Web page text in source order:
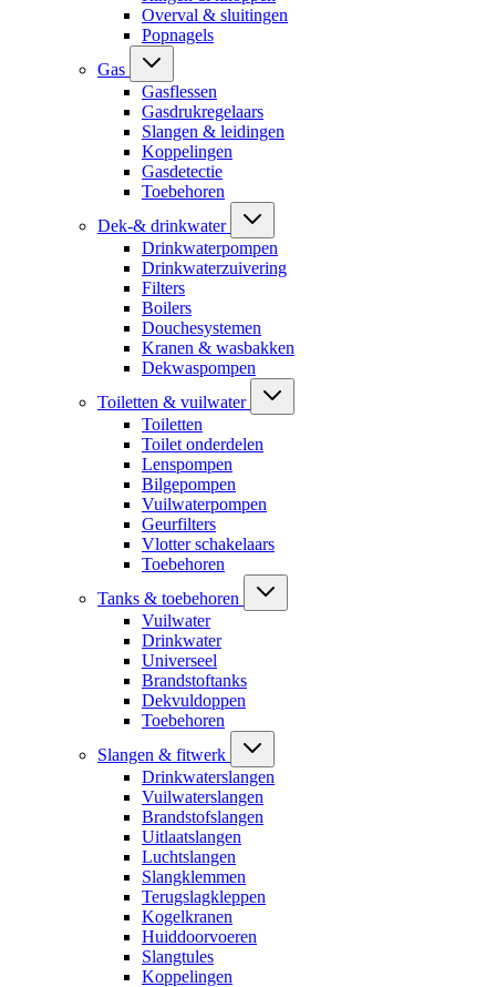
Overval & sluitingen
Popnagels
Gas
Gasflessen
Gasdrukregelaars
Slangen & leidingen
Koppelingen
Gasdetectie
Toebehoren
Dek-& drinkwater
Drinkwaterpompen
Drinkwaterzuivering
Filters
Boilers
Douchesystemen
Kranen & wasbakken
Dekwaspompen
Toiletten & vuilwater
Toiletten
Toilet onderdelen
Lenspompen
Bilgepompen
Vuilwaterpompen
Geurfilters
Vlotter schakelaars
Toebehoren
Tanks & toebehoren
Vuilwater
Drinkwater
Universeel
Brandstoftanks
Dekvuldoppen
Toebehoren
Slangen & fitwerk
Drinkwaterslangen
Vuilwaterslangen
Brandstofslangen
Uitlaatslangen
Luchtslangen
Slangklemmen
Terugslagkleppen
Kogelkranen
Huiddoorvoeren
Slangtules
Koppelingen